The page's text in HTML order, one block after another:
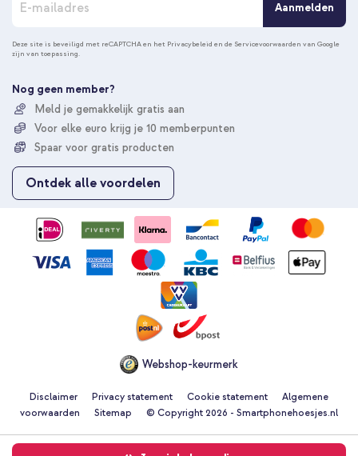
n
n
e
u
o
p
z
Aanmelden
Deze site is beveiligd met reCAPTCHA en het Privacybeleid en de Servicevoorwaarden van Google
zijn van toepassing.
Nog geen member?
Meld je gemakkelijk gratis aan
Voor elke euro krijg je 10 memberpunten
Spaar voor gratis producten
Ontdek alle voordelen
Webshop-keurmerk
Disclaimer Privacy statement Cookie statement
Algemene
voorwaarden
Sitemap © Copyright 2026 - Smartphonehoesjes.nl